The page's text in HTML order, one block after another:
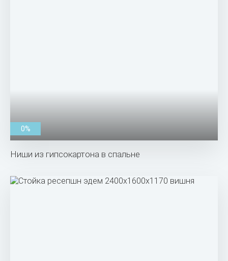
0%
Ниши из гипсокартона в спальне